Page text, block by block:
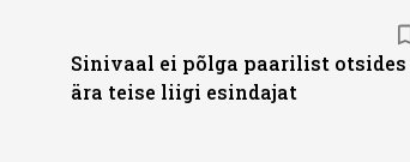
Sinivaal ei põlga paarilist otsides
ära teise liigi esindajat